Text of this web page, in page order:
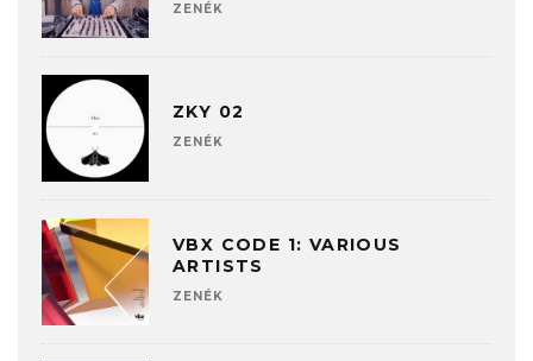
ZENÉK
ZKY 02
ZENÉK
VBX CODE 1: VARIOUS
ARTISTS
ZENÉK